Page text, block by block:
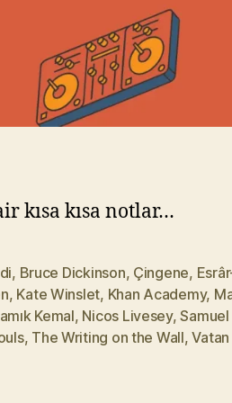
kısa kısa notlar…
, Bruce Dickinson, Çingene,
, Kate Winslet, Khan Academy,
Kemal, Nicos Livesey,Samuel
, The Writing on the Wall,